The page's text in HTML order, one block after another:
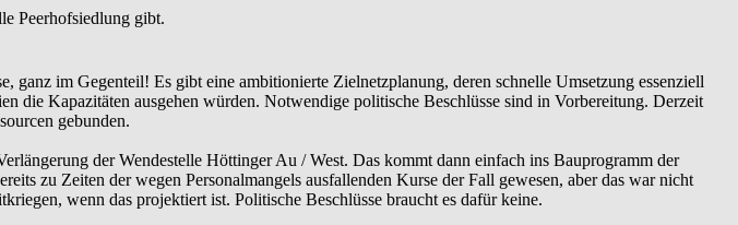
Peerhofsiedlung gibt.
ganz im Gegenteil! Es gibt eine ambitionierte Zielnetzplanung, deren schnelle Umsetzung essenziell
die Kapazitäten ausgehen würden. Notwendige politische Beschlüsse sind in Vorbereitung. Derzeit
gebunden.
der Wendestelle Höttinger Au / West. Das kommt dann einfach ins Bauprogramm der
zu Zeiten der wegen Personalmangels ausfallenden Kurse der Fall gewesen, aber das war nicht
wenn das projektiert ist. Politische Beschlüsse braucht es dafür keine.